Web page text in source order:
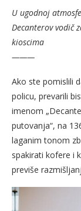
U ugodnoj
Decanterov vodič
kioscima
———
Ako ste pomislili
policu, prevarili
imenom
putovanja“, na
laganim tonom
spakirati kofere i
previše